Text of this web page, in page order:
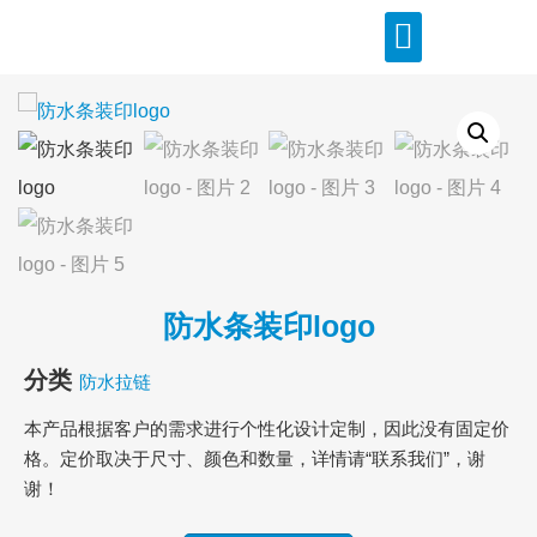
防水条装印logo
分类 防水拉链
本产品根据客户的需求进行个性化设计定制，因此没有固定价
格。定价取决于尺寸、颜色和数量，详情请“联系我们”，谢
谢！